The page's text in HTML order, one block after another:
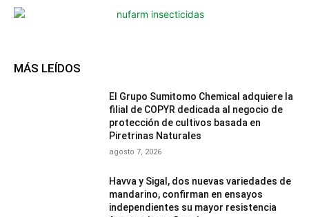
MÁS LEÍDOS
El Grupo Sumitomo Chemical adquiere la
filial de COPYR dedicada al negocio de
protección de cultivos basada en
Piretrinas Naturales
agosto 7, 2026
Havva y Sigal, dos nuevas variedades de
mandarino, confirman en ensayos
independientes su mayor resistencia